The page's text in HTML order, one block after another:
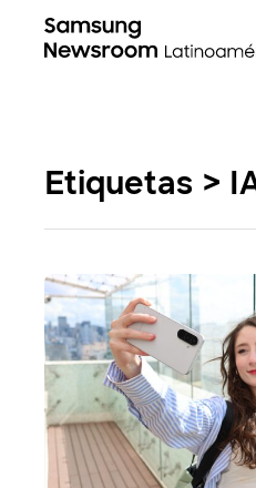
Etiquetas >